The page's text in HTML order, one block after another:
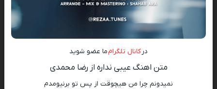
در کانال تلگرامما عضو شوید
متن اهنگ عیبی نداره از رضا محمدی
نمیدونم چرا من هیچوقت از پس تو برنیومدم